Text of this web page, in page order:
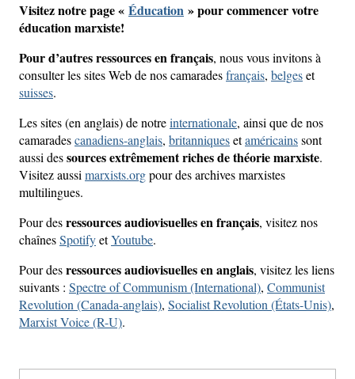
Visitez notre page « Éducation » pour commencer votre
éducation marxiste!
Pour d’autres ressources en français, nous vous invitons à
consulter les sites Web de nos camaradesfrançais, belgeset
suisses.
Les sites (en anglais) de notreinternationale, ainsi que de nos
camaradescanadiens-anglais, britanniquesetaméricainssont
aussi dessources extrêmement riches de théorie marxiste.
Visitez aussimarxists.orgpour des archives marxistes
multilingues.
Pour desressources audiovisuelles en français, visitez nos
chaînesSpotifyetYoutube.
Pour desressources audiovisuelles en anglais, visitez les liens
suivants : Spectre of Communism (International), Communist
Revolution (Canada-anglais), Socialist Revolution (États-Unis),
Marxist Voice (R-U).